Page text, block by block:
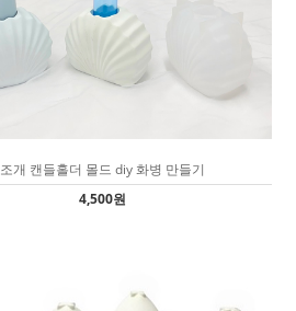
조개 캔들홀더 몰드 diy 화병 만들기
4,500원